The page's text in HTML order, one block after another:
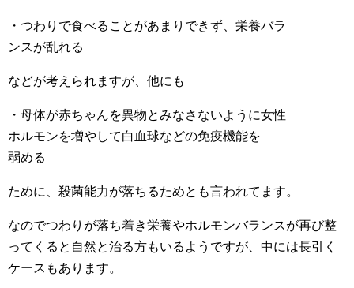
・つわりで食べることがあまりできず、栄養バラ
ンスが乱れる
などが考えられますが、他にも
・母体が赤ちゃんを異物とみなさないように女性
ホルモンを増やして白血球などの免疫機能を
弱める
ために、殺菌能力が落ちるためとも言われてます。
なのでつわりが落ち着き栄養やホルモンバランスが再び整
ってくると自然と治る方もいるようですが、中には長引く
ケースもあります。